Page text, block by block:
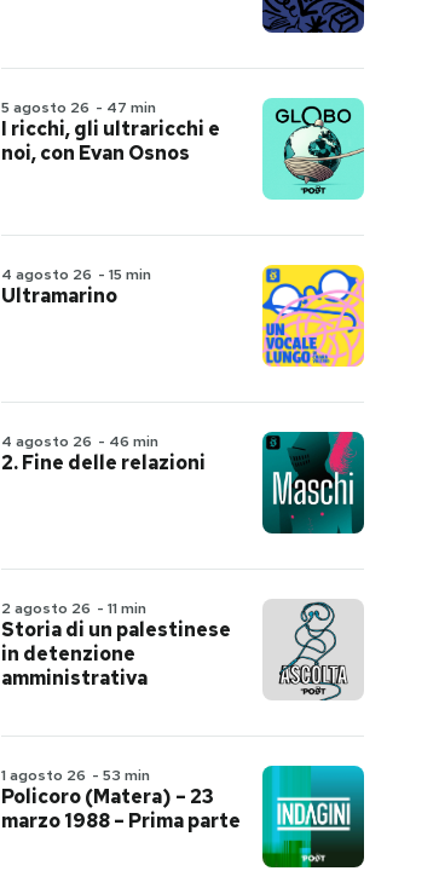
5 agosto 26 - 47 min
I ricchi, gli ultraricchi e
noi, con Evan Osnos
4 agosto 26 - 15 min
Ultramarino
4 agosto 26 - 46 min
2. Fine delle relazioni
2 agosto 26 - 11 min
Storia di un palestinese
in detenzione
amministrativa
1 agosto 26 - 53 min
Policoro (Matera) – 23
marzo 1988 – Prima parte